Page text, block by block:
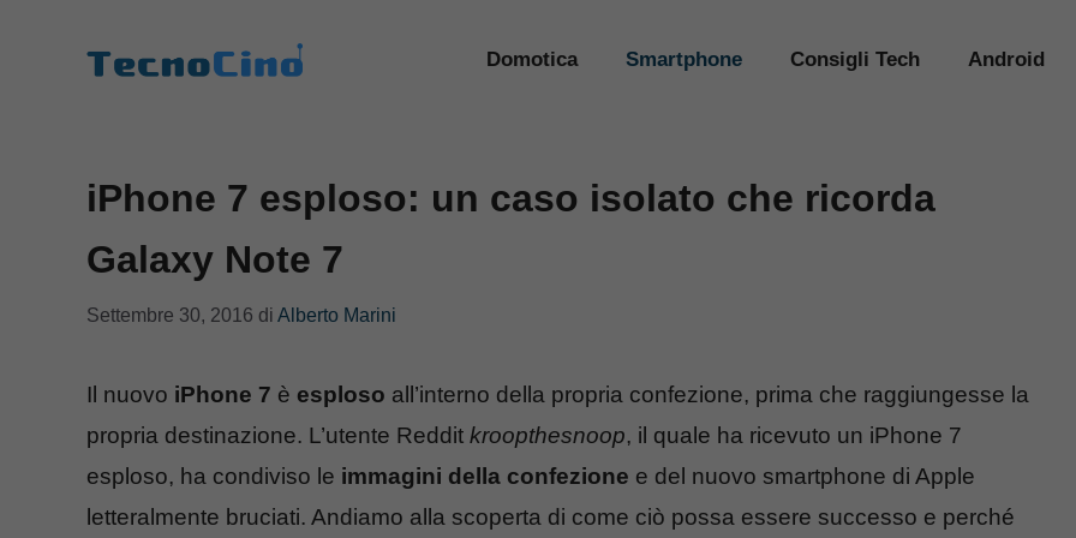
Domotica Smartphone Consigli Tech Android
iPhone 7 esploso: un caso isolato che ricorda
Galaxy Note 7
Settembre 30, 2016 di Alberto Marini
Il nuovo iPhone 7 è esploso all’interno della propria confezione, prima che raggiungesse la
propria destinazione. L’utente Reddit kroopthesnoop, il quale ha ricevuto un iPhone 7
esploso, ha condiviso le immagini della confezione e del nuovo smartphone di Apple
letteralmente bruciati. Andiamo alla scoperta di come ciò possa essere successo e perché